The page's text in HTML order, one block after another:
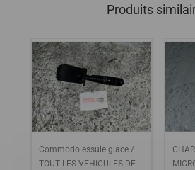
Produits
Commodo essuie glace /
TOUT LES VEHICULES DE